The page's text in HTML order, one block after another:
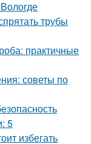
трубы
практичные
советы по
5
избегать